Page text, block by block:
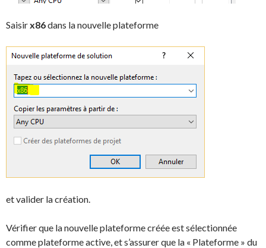
Saisirx86dans la nouvelle plateforme
et valider la création.
Vérifier que la nouvelle plateforme créée est sélectionnée
comme plateforme active, et s’assurer que la « Plateforme » du